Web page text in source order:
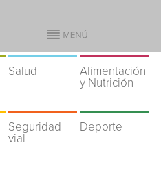
Salud
Alimentación
y Nutrición
Seguridad
vial
Deporte